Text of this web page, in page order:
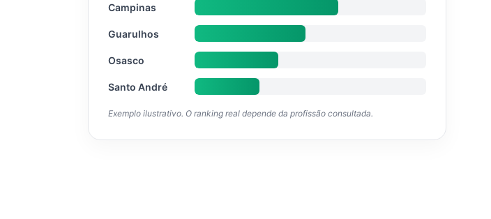
Campinas
Guarulhos
Osasco
Santo André
Exemplo ilustrativo. O ranking real depende da profissão consultada.